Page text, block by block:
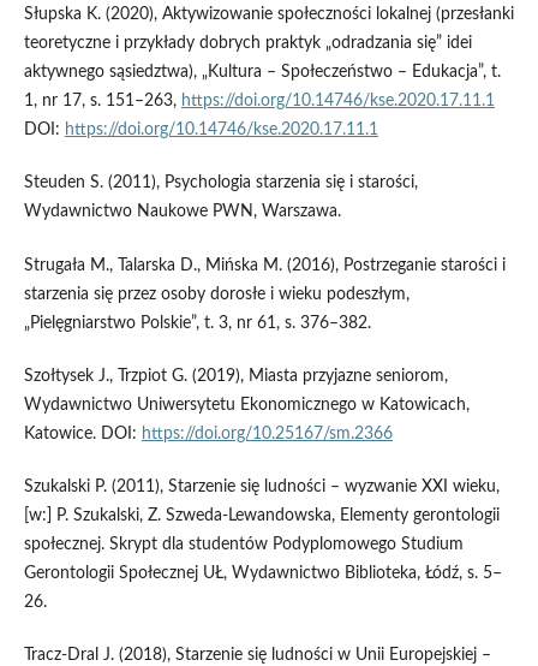
Słupska K. (2020), Aktywizowanie społeczności lokalnej (przesłanki
teoretyczne i przykłady dobrych praktyk „odradzania się” idei
aktywnego sąsiedztwa), „Kultura – Społeczeństwo – Edukacja”, t.
1, nr 17, s. 151–263, https://doi.org/10.14746/kse.2020.17.11.1
DOI: https://doi.org/10.14746/kse.2020.17.11.1
Steuden S. (2011), Psychologia starzenia się i starości,
Wydawnictwo Naukowe PWN, Warszawa.
Strugała M., Talarska D., Mińska M. (2016), Postrzeganie starości i
starzenia się przez osoby dorosłe i wieku podeszłym,
„Pielęgniarstwo Polskie”, t. 3, nr 61, s. 376–382.
Szołtysek J., Trzpiot G. (2019), Miasta przyjazne seniorom,
Wydawnictwo Uniwersytetu Ekonomicznego w Katowicach,
Katowice. DOI: https://doi.org/10.25167/sm.2366
Szukalski P. (2011), Starzenie się ludności – wyzwanie XXI wieku,
[w:] P. Szukalski, Z. Szweda‑Lewandowska, Elementy gerontologii
społecznej. Skrypt dla studentów Podyplomowego Studium
Gerontologii Społecznej UŁ, Wydawnictwo Biblioteka, Łódź, s. 5–
26.
Tracz‑Dral J. (2018), Starzenie się ludności w Unii Europejskiej –